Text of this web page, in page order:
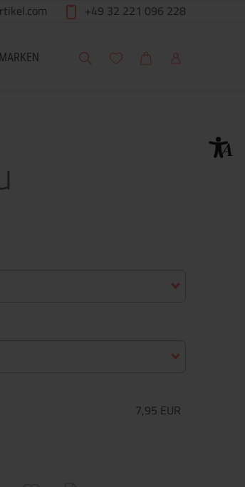
+49 32 221 096 228
MARKEN Suche Meine Wunschliste
WarenkorbMein Account
7,95 EUR